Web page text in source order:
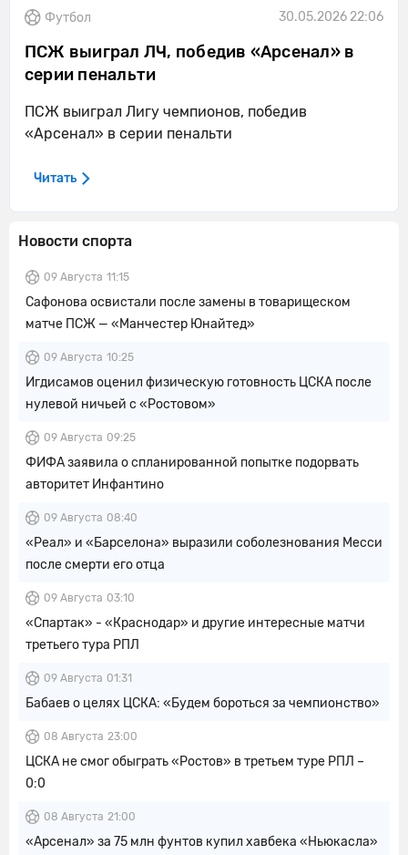
Новости спорта
09 Августа 11:15
Сафонова освистали после замены в товарищеском
матче ПСЖ — «Манчестер Юнайтед»
09 Августа 10:25
Игдисамов оценил физическую готовность ЦСКА после
нулевой ничьей с «Ростовом»
09 Августа 09:25
ФИФА заявила о спланированной попытке подорвать
авторитет Инфантино
09 Августа 08:40
«Реал» и «Барселона» выразили соболезнования Месси
после смерти его отца
09 Августа 03:10
«Спартак» - «Краснодар» и другие интересные матчи
третьего тура РПЛ
09 Августа 01:31
Бабаев о целях ЦСКА: «Будем бороться за чемпионство»
08 Августа 23:00
ЦСКА не смог обыграть «Ростов» в третьем туре РПЛ –
0:0
08 Августа 21:00
«Арсенал» за 75 млн фунтов купил хавбека «Ньюкасла»
Футбол 30.05.2026 22:06
ПСЖ выиграл ЛЧ, победив «Арсенал» в
серии пенальти
ПСЖ выиграл Лигу чемпионов, победив
«Арсенал» в серии пенальти
Читать